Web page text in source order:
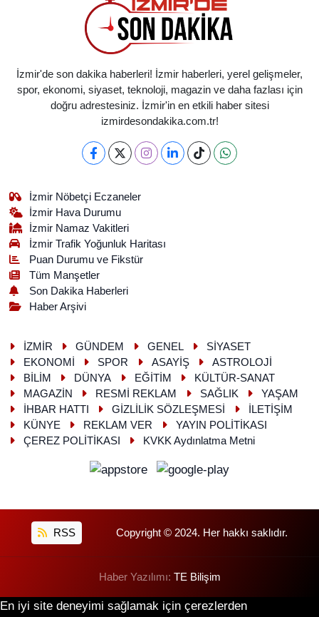
İzmir'de son dakika haberleri! İzmir haberleri, yerel gelişmeler,
spor, ekonomi, siyaset, teknoloji, magazin ve daha fazlası için
doğru adrestesiniz. İzmir'in en etkili haber sitesi
izmirdesondakika.com.tr!
İzmir Nöbetçi Eczaneler
İzmir Hava Durumu
İzmir Namaz Vakitleri
İzmir Trafik Yoğunluk Haritası
Puan Durumu ve Fikstür
Tüm Manşetler
Son Dakika Haberleri
Haber Arşivi
İZMİR GÜNDEM GENEL
SİYASET
EKONOMİ
SPOR ASAYİŞ
ASTROLOJİ
BİLİM
DÜNYA EĞİTİM
KÜLTÜR-SANAT
MAGAZİN
RESMİ REKLAM SAĞLIK
YAŞAM
İHBAR HATTI
GİZLİLİK SÖZLEŞMESİ
İLETİŞİM
KÜNYE
REKLAM VER
YAYIN POLİTİKASI
ÇEREZ POLİTİKASI
KVKK Aydınlatma Metni
RSS Copyright © 2024. Her hakkı saklıdır.
Haber Yazılımı: TE Bilişim
En iyi site deneyimi sağlamak için çerezlerden